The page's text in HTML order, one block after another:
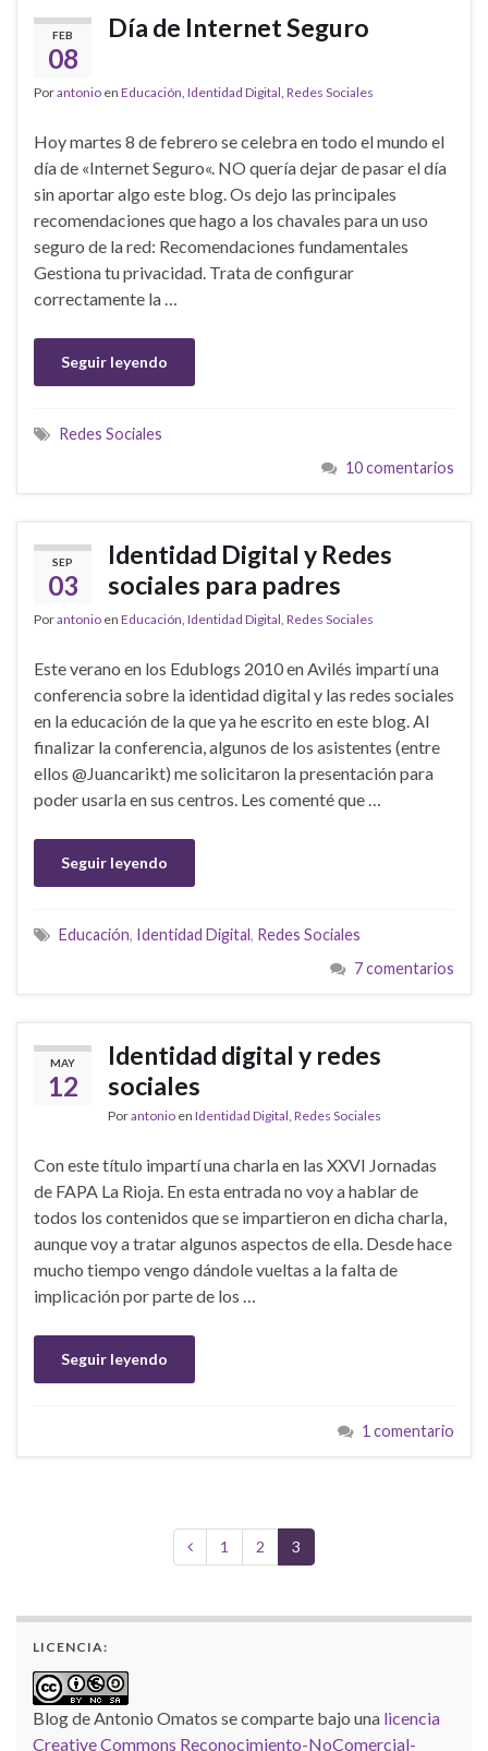
FEB
08
Día de Internet Seguro
Porantonio en Educación Identidad Digital Redes Sociales
Hoy martes 8 de febrero se celebra en todo el mundo el
día de «Internet Seguro«. NO quería dejar de pasar el día
sin aportar algo este blog. Os dejo las principales
recomendaciones que hago a los chavales para un uso
seguro de la red: Recomendaciones fundamentales
Gestiona tu privacidad. Trata de configurar
correctamente la …
Seguir leyendo
Redes Sociales
10 comentarios
SEP
03
Identidad Digital y Redes
sociales para padres
Porantonio en Educación Identidad Digital Redes Sociales
Este verano en los Edublogs 2010 en Avilés impartí una
conferencia sobre la identidad digital y las redes sociales
en la educación de la que ya he escrito en este blog. Al
finalizar la conferencia, algunos de los asistentes (entre
ellos @Juancarikt) me solicitaron la presentación para
poder usarla en sus centros. Les comenté que …
Seguir leyendo
Educación, Identidad Digital, Redes Sociales
7 comentarios
MAY
12
Identidad digital y redes
sociales
Porantonio en Identidad Digital Redes Sociales
Con este título impartí una charla en las XXVI Jornadas
de FAPA La Rioja. En esta entrada no voy a hablar de
todos los contenidos que se impartieron en dicha charla,
aunque voy a tratar algunos aspectos de ella. Desde hace
mucho tiempo vengo dándole vueltas a la falta de
implicación por parte de los …
Seguir leyendo
1 comentario
1 2 3
LICENCIA:
Blog de Antonio Omatos se comparte bajo una licencia
Creative Commons Reconocimiento-NoComercial-